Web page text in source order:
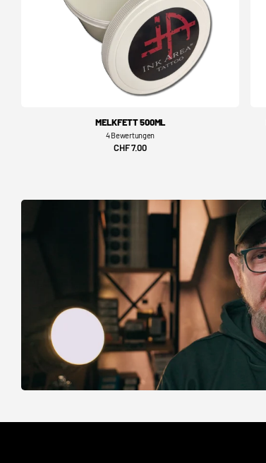
MELKFETT 500ML
4Bewertungen
CHF 7.00